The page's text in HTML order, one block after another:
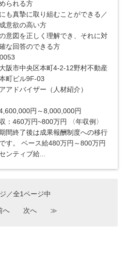
られる方
も真摯に取り組むことができる／
意欲の高い方
意図を正しく理解でき、それに対
な回答のできる方
阪市中央区本町4‐2‐12野村不動産
町ビル9F‐03
アドバイザー（人材紹介）
円～8,000,000円
：460万円~800万円 〈年収例〉
間終了後は成果報酬制度への移行
す。 ベース給480万円～800万円
ンティブ給...
／全1ページ中
へ 次へ ≫